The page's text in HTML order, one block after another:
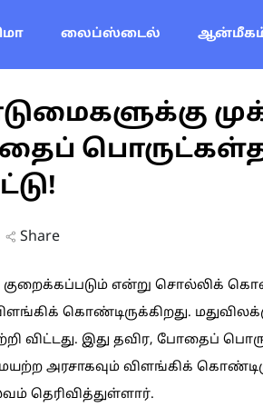
லைப்ஸ்டைல்
Share
குறைக்கப்படும் என்று சொல்லிக்
கொண்டிருக்கிறது.
விட்டது. இது தவிர, போதைப்
அரசாகவும் விளங்கிக்
தெரிவித்துள்ளார்.